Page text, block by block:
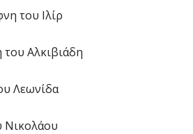
του Ιλίρ
Αλκιβιάδη
Λεωνίδα
Νικολάου